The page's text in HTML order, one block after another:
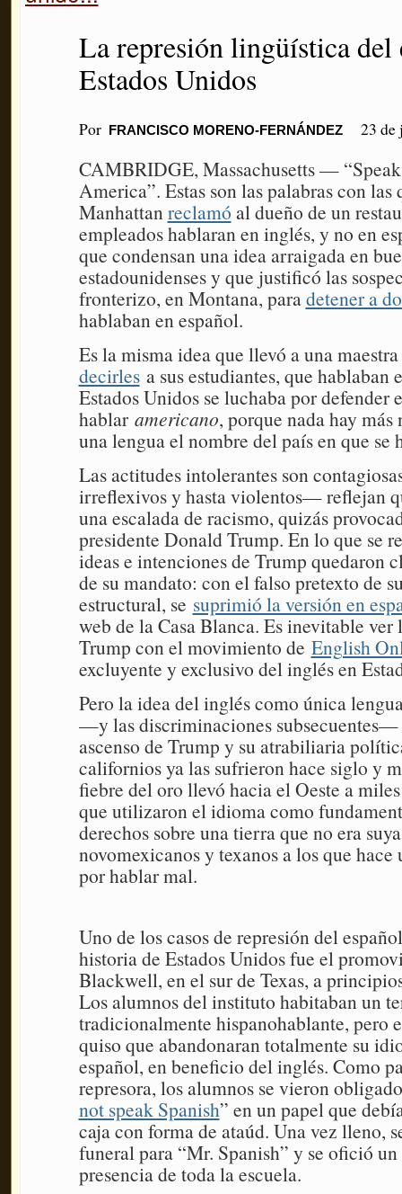
La represión lingüística del
Estados Unidos
Por FRANCISCO MORENO-FERNÁNDEZ 23 de
CAMBRIDGE, Massachusetts —
America”. Estas son las palabras con las
Manhattanreclamó al dueño de un
empleados hablaran en inglés, y no en
que condensan una idea arraigada en
estadounidenses y que justificó las
fronterizo, en Montana, paradetener a
hablaban en español.
Es la misma idea que llevó a una
decirlesa sus estudiantes, que hablaban
Estados Unidos se luchaba por defender
hablar americano, porque nada hay
una lengua el nombre del país en que se
Las actitudes intolerantes son
irreflexivos y hasta violentos— reflejan
una escalada de racismo, quizás
presidente Donald Trump. En lo que se
ideas e intenciones de Trump quedaron
de su mandato: con el falso pretexto de
estructural, se suprimió la versión en
web de la Casa Blanca. Es inevitable
Trump con el movimiento de English
excluyente y exclusivo del inglés en
Pero la idea del inglés como única
—y las discriminaciones
ascenso de Trump y su atrabiliaria
californios ya las sufrieron hace siglo y
fiebre del oro llevó hacia el Oeste a
que utilizaron el idioma como
derechos sobre una tierra que no era
novomexicanos y texanos a los que
por hablar mal.
Uno de los casos de represión del
historia de Estados Unidos fue el
Blackwell, en el sur de Texas, a
Los alumnos del instituto habitaban un
tradicionalmente hispanohablante, pero
quiso que abandonaran totalmente su
español, en beneficio del inglés. Como
represora, los alumnos se vieron
not speak Spanish” en un papel que
caja con forma de ataúd. Una vez lleno,
funeral para “Mr. Spanish” y se ofició
presencia de toda la escuela.